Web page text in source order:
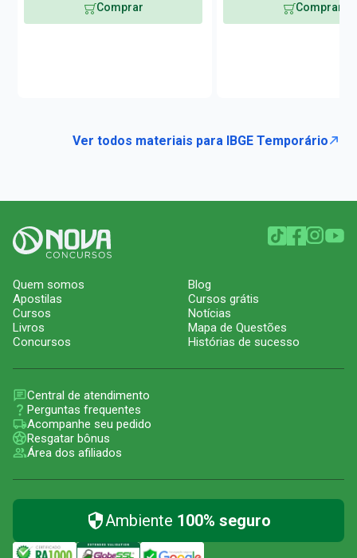
Comprar Comprar
Ver todos materiais para IBGE Temporário
Quem somos
Apostilas
Cursos
Livros
Concursos
Blog
Cursos grátis
Notícias
Mapa de Questões
Histórias de sucesso
Central de atendimento
Perguntas frequentes
Acompanhe seu pedido
Resgatar bônus
Área dos afiliados
Ambiente 100% seguro